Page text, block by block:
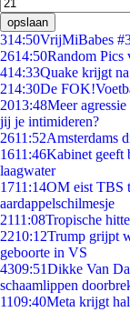
opslaan
314:50VrijMiBabes
2614:50Random Pics
414:33Quake krijgt
214:30De
2013:48Meer
jij je intimideren?
2611:52Amsterdams
1611:46Kabinet geeft
laagwater
1711:14OM eist TBS
aardappelschilmesje
2111:08Tropische
2210:12Trump grijpt
geboorte in VS
4309:51Dikke Van
schaamlippen
1109:40Meta krijgt